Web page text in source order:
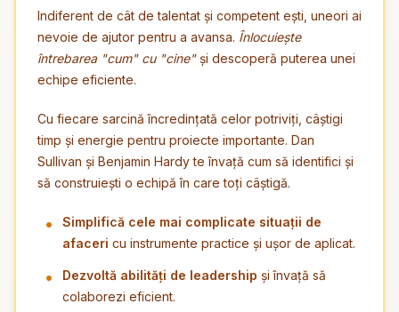
Indiferent de cât de talentat și competent ești, uneori ai
nevoie de ajutor pentru a avansa. Înlocuiește
întrebarea "cum" cu "cine"și descoperă puterea unei
echipe eficiente.
Cu fiecare sarcină încredințată celor potriviți, câștigi
timp și energie pentru proiecte importante. Dan
Sullivan și Benjamin Hardy te învață cum să identifici și
să construiești o echipă în care toți câștigă.
Simplifică cele mai complicate situații de
afaceri cu instrumente practice și ușor de aplicat.
Dezvoltă abilități de leadership și învață să
colaborezi eficient.